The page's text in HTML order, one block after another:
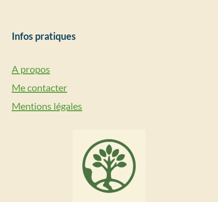
Infos pratiques
A propos
Me contacter
Mentions légales